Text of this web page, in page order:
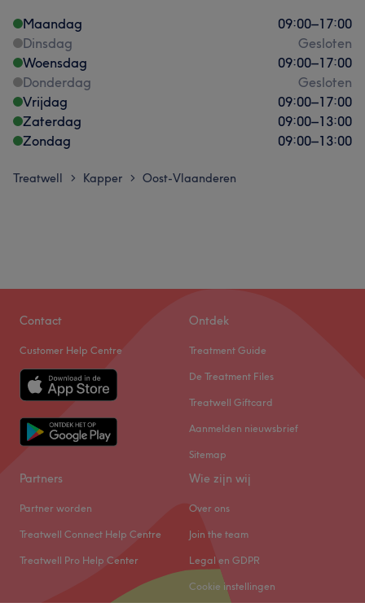
Maandag
09:00–17:00
Dinsdag
Gesloten
Woensdag
09:00–17:00
Donderdag
Gesloten
Vrijdag
09:00–17:00
Zaterdag
09:00–13:00
Zondag
09:00–13:00
Treatwell > Kapper > Oost-Vlaanderen
Contact
Customer Help Centre
Ontdek
Treatment Guide
De Treatment Files
Treatwell Giftcard
Aanmelden nieuwsbrief
Sitemap
Partners
Partner worden
Treatwell Connect Help Centre
Treatwell Pro Help Center
Wie zijn wij
Over ons
Join the team
Legal en GDPR
Cookie instellingen